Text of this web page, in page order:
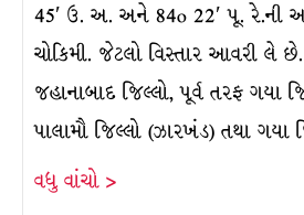
45′ ઉ. અ. અને 84o 22′ પૂ. રે.ની
ચોકિમી. જેટલો વિસ્તાર આવરી લે
જહાનાબાદ જિલ્લો, પૂર્વ તરફ ગયા
પાલામૌ જિલ્લો (ઝારખંડ) તથા ગયા
વધુ વાંચો >